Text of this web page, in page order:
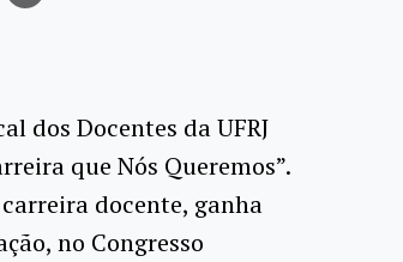
dos Docentes da UFRJ
que Nós Queremos”.
docente, ganha
no Congresso